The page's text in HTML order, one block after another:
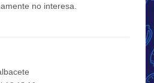
no interesa.